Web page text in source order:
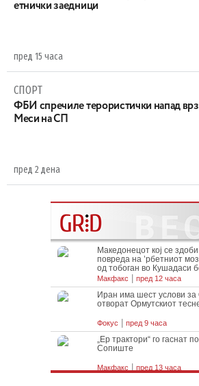
етнички заедници
пред 15 часа
СПОРТ
ФБИ спречиле терористички напад врз
Меси на СП
пред 2 дена